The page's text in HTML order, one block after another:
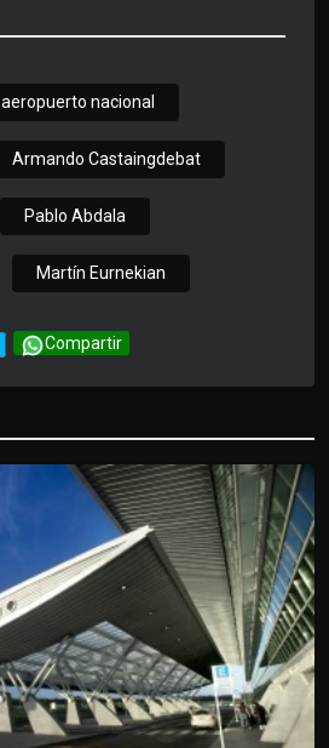
aeropuerto nacional
Armando Castaingdebat
Pablo Abdala
Martín Eurnekian
Compartir